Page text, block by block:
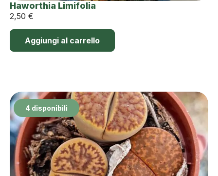
Haworthia Limifolia
2,50 €
Aggiungi al carrello
4 disponibili